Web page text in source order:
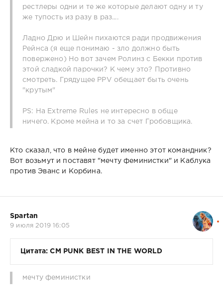
рестлеры одни и те же которые делают одну и ту
же тупость из разу в раз....
Ладно Дрю и Шейн пихаются ради продвижения
Рейнса (я еще понимаю - зло должно быть
повержено) Но вот зачем Ролинз с Бекки против
этой сладкой парочки? К чему это? Противно
смотреть. Грядущее PPV обещает быть очень
"крутым"
PS: На Extreme Rules не интересно в обще
ничего. Кроме мейна и то за счет Гробовщика.
Кто сказал, что в мейне будет именно этот командник?
Вот возьмут и поставят "мечту феминистки" и Каблука
против Эванс и Корбина.
Spartan
9 июля 2019 16:05
Цитата: CM PUNK BEST IN THE WORLD
мечту феминистки